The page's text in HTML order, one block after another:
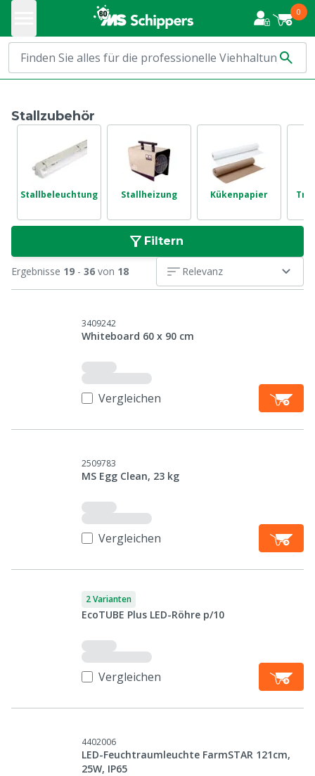
0
Stallzubehör
Stallbeleuchtung Stallheizung Kükenpapier
Filtern
Ergebnisse 19 - 36 von 18 Relevanz
3409242
Whiteboard 60 x 90 cm
Vergleichen
2509783
MS Egg Clean, 23 kg
Vergleichen
2 Varianten
EcoTUBE Plus LED-Röhre p/10
Vergleichen
4402006
LED-Feuchtraumleuchte FarmSTAR 121cm,
25W, IP65